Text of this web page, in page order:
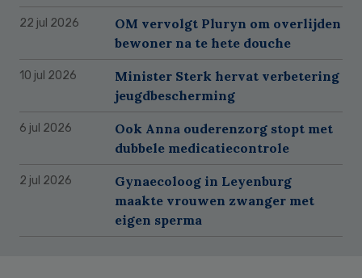
22 jul 2026
OM vervolgt Pluryn om overlijden
bewoner na te hete douche
10 jul 2026
Minister Sterk hervat verbetering
jeugdbescherming
6 jul 2026
Ook Anna ouderenzorg stopt met
dubbele medicatiecontrole
2 jul 2026
Gynaecoloog in Leyenburg
maakte vrouwen zwanger met
eigen sperma